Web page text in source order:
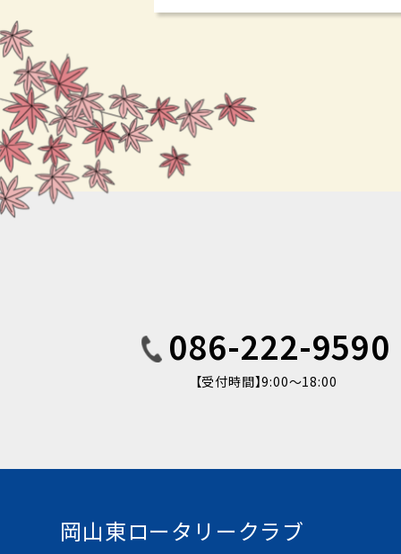
086-222-9590
【受付時間】9:00〜18:00
岡山東ロータリークラブ